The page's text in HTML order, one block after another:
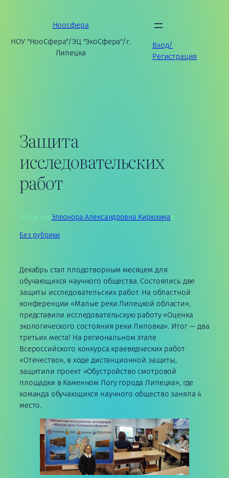
Ноосфера
НОУ "НооСфера"/ЭЦ "ЭкоСфера"/г.
Липецка
Вход/
Регистрация
Защита
исследовательских
работ
НаписаноЭлеонора Александровна Кирюхинав
Без рубрики
Декабрь стал плодотворным месяцем для
обучающихся научного общества. Состоялись две
защиты исследовательских работ. На областной
конференции «Малые реки Липецкой области»,
представили исследовательскую работу «Оценка
экологического состояния реки Липовка». Итог — два
третьих места! На региональном этапе
Всероссийского конкурса краеведческих работ
«Отечество», в ходе дистанционной защиты,
защитили проект «Обустройство смотровой
площадки в Каменном Логу города Липецка», где
команда обучающихся научного общество заняла 4
место.